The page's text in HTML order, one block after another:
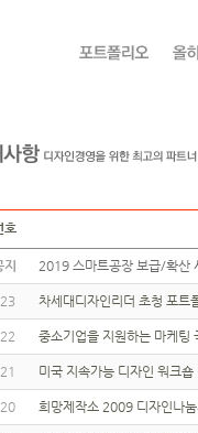
호
지 2019 스마트공장 보급/확
차세대디자인리더 초청 포
중소기업을 지원하는 마케팅
미국 지속가능 디자인 워크
희망제작소 2009 디자인나